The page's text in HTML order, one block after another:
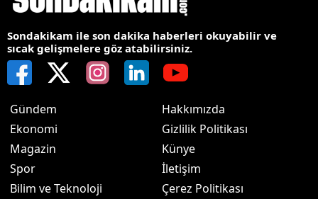
Sondakikam ile son dakika haberleri okuyabilir ve
sıcak gelişmelere göz atabilirsiniz.
Gündem
Ekonomi
Magazin
Spor
Bilim ve Teknoloji
Hakkımızda
Gizlilik Politikası
Künye
İletişim
Çerez Politikası